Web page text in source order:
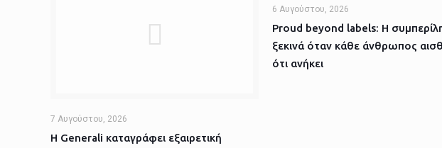
7 Αυγούστου, 2026
Η Generali καταγράφει εξαιρετική
6 Αυγούστου, 2026
Proud beyond labels: Η
ξεκινά όταν κάθε άνθρωπος
ότι ανήκει